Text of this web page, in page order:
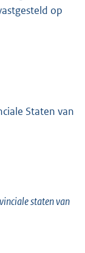
op
Staten van
staten van